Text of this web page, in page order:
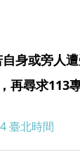
身或旁人
再尋求113
臺北時間